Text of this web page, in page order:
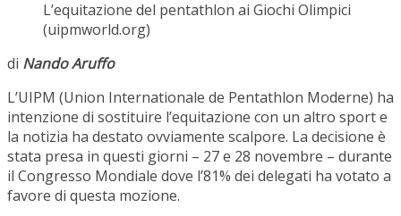
L’equitazione del pentathlon ai Giochi Olimpici
(uipmworld.org)
di Nando Aruffo
L’UIPM (Union Internationale de Pentathlon Moderne) ha
intenzione di sostituire l’equitazione con un altro sport e
la notizia ha destato ovviamente scalpore. La decisione è
stata presa in questi giorni – 27 e 28 novembre – durante
il Congresso Mondiale dove l’81% dei delegati ha votato a
favore di questa mozione.